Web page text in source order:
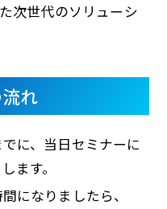
次世代のソリューシ
れ
に、当日セミナーに
ます。
になりましたら、